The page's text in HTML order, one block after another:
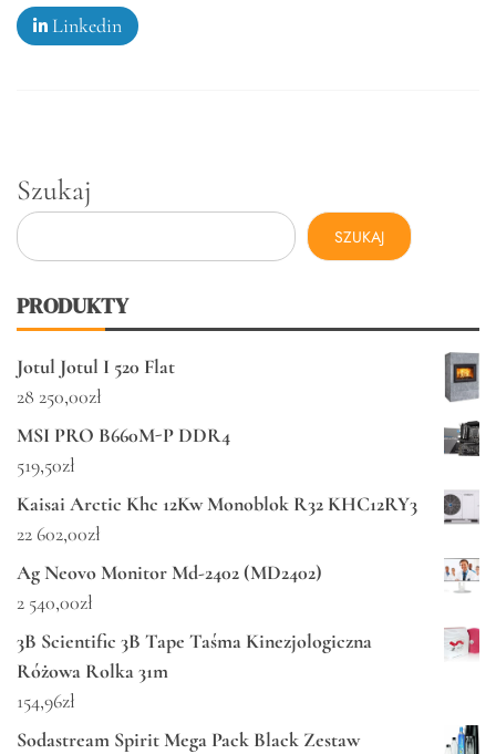
Linkedin
Szukaj
SZUKAJ
PRODUKTY
Jotul Jotul I 520 Flat
28 250,00zł
MSI PRO B660M-P DDR4
519,50zł
Kaisai Arctic Khc 12Kw Monoblok R32 KHC12RY3
22 602,00zł
Ag Neovo Monitor Md-2402 (MD2402)
2 540,00zł
3B Scientific 3B Tape Taśma Kinezjologiczna
Różowa Rolka 31m
154,96zł
Sodastream Spirit Mega Pack Black Zestaw